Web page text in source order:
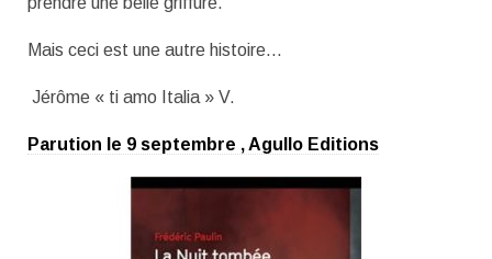
Mais ceci est une autre histoire…
Jérôme « ti amo Italia » V.
Parution le 9 septembre , Agullo Editions